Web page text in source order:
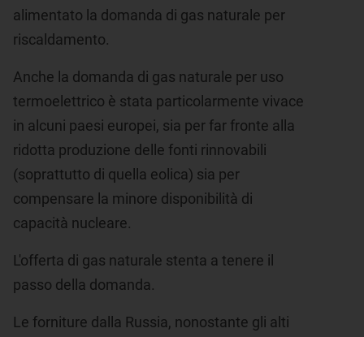
alimentato la domanda di gas naturale per
riscaldamento.
Anche la domanda di gas naturale per uso
termoelettrico è stata particolarmente vivace
in alcuni paesi europei, sia per far fronte alla
ridotta produzione delle fonti rinnovabili
(soprattutto di quella eolica) sia per
compensare la minore disponibilità di
capacità nucleare.
L'offerta di gas naturale stenta a tenere il
passo della domanda.
Le forniture dalla Russia, nonostante gli alti